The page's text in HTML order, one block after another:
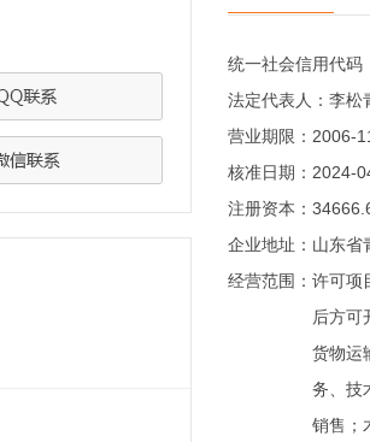
统一社会信用代码
法定代表人： 李松
营业期限： 2006-
核准日期： 2024-
注册资本：
企业地址： 山东省
经营范围： 许可项
后方可
货物运
务、技
销售；